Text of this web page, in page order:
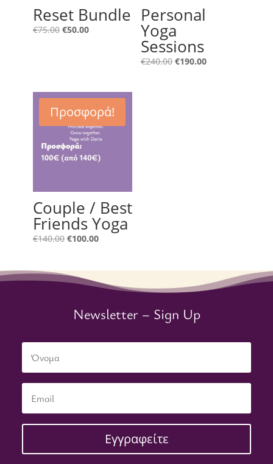
Reset Bundle
€75.00 Original
€50.00Η
Personal
Yoga
Sessions
€240.00 Original
€190.00Η
Προσφορά!
Couple / Best
Friends Yoga
€140.00 Original
€140.00.
€100.00Η
είναι:
€100.00.
Newsletter – Sign Up
Εγγραφείτε